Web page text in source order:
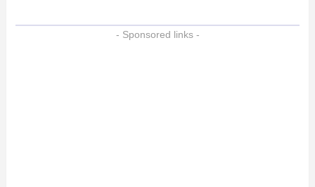
- Sponsored links -